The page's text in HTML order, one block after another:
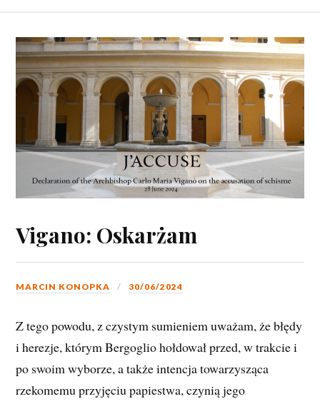
Vigano: Oskarżam
MARCIN KONOPKA 30/06/2024
Z tego powodu, z czystym sumieniem uważam, że błędy
i herezje, którym Bergoglio hołdował przed, w trakcie i
po swoim wyborze, a także intencja towarzysząca
rzekomemu przyjęciu papiestwa, czynią jego